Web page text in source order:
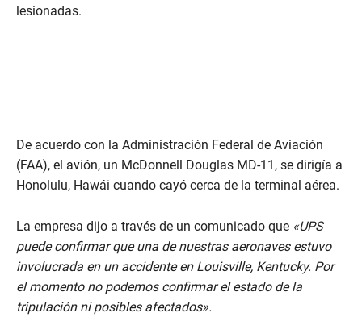
lesionadas.
De acuerdo con la Administración Federal de Aviación
(FAA), el avión, un McDonnell Douglas MD-11, se dirigía a
Honolulu, Hawái cuando cayó cerca de la terminal aérea.
La empresa dijo a través de un comunicado que «UPS
puede confirmar que una de nuestras aeronaves estuvo
involucrada en un accidente en Louisville, Kentucky. Por
el momento no podemos confirmar el estado de la
tripulación ni posibles afectados».